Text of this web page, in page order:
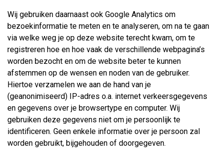
Wij gebruiken daarnaast ook Google Analytics om
bezoekinformatie te meten en te analyseren, om na te gaan
via welke weg je op deze website terecht kwam, om te
registreren hoe en hoe vaak de verschillende webpagina’s
worden bezocht en om de website beter te kunnen
afstemmen op de wensen en noden van de gebruiker.
Hiertoe verzamelen we aan de hand van je
(geanonimiseerd) IP-adres o.a. internet verkeersgegevens
en gegevens over je browsertype en computer. Wij
gebruiken deze gegevens niet om je persoonlijk te
identificeren. Geen enkele informatie over je persoon zal
worden gebruikt, bijgehouden of doorgegeven.